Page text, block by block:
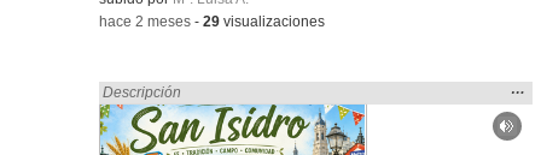
-hace 2 meses -29 visualizaciones
Encontrado «Religión» en:
Descripción
la
…